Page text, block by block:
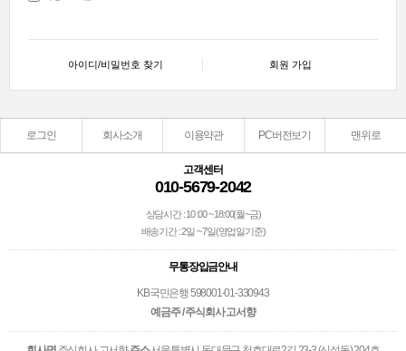
아이디/비밀번호 찾기 회원 가입
로그인 회사소개 이용약관 PC버전보기 맨위로
고객센터
010-5679-2042
상담시간 : 10 :00 ~ 18:00(월~금)
배송기간 : 2일 ~ 7일(영업일기준)
무통장입금안내
KB국민은행 598001-01-330943
예금주 / 주식회사 고서향